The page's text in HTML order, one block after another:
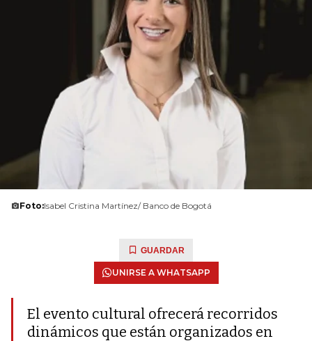
Foto:Isabel Cristina Martínez/ Banco de Bogotá
GUARDAR
UNIRSE A WHATSAPP
El evento cultural ofrecerá recorridos
dinámicos que están organizados en